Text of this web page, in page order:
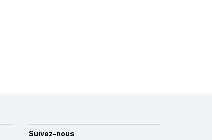
Suivez-nous